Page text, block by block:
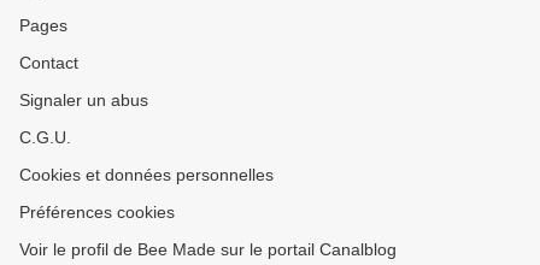
Pages
Contact
Signaler un abus
C.G.U.
Cookies et données personnelles
Préférences cookies
Voir le profil de Bee Made sur le portail Canalblog